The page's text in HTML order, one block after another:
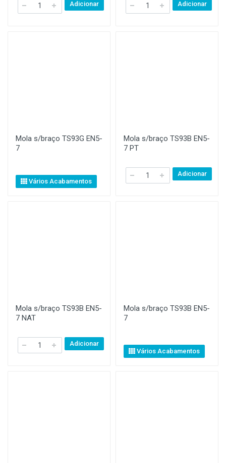
Adicionar Adicionar
Mola s/braço TS93G EN5-
7
Vários Acabamentos
Mola s/braço TS93B EN5-
7 PT
Adicionar
Mola s/braço TS93B EN5-
7 NAT
Adicionar
Mola s/braço TS93B EN5-
7
Vários Acabamentos